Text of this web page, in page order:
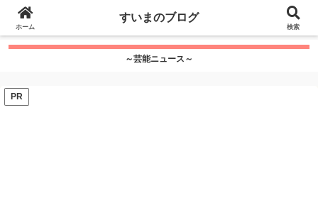
google.com, pub-7115624674097404, DIRECT,
f08c47fec0942fa0
～芸能ニュース～
PR
ホーム
すいまのブログ
検索